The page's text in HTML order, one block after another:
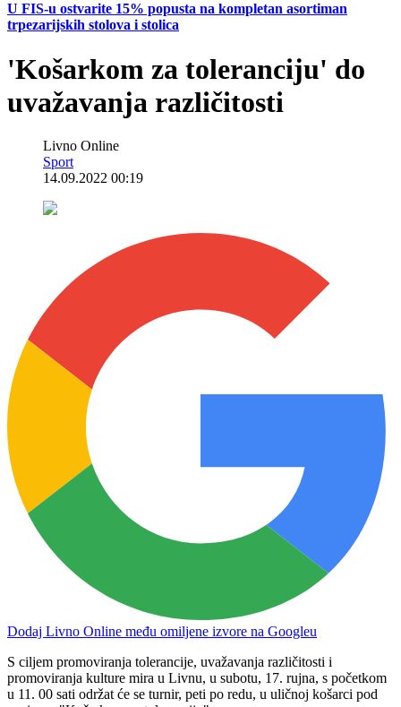
U FIS-u ostvarite 15% popusta na kompletan asortiman
trpezarijskih stolova i stolica
'Košarkom za toleranciju' do
uvažavanja različitosti
Livno Online
Sport
14.09.2022 00:19
Dodaj Livno Online među omiljene izvore na Googleu
S ciljem promoviranja tolerancije, uvažavanja različitosti i
promoviranja kulture mira u Livnu, u subotu, 17. rujna, s početkom
u 11. 00 sati održat će se turnir, peti po redu, u uličnoj košarci pod